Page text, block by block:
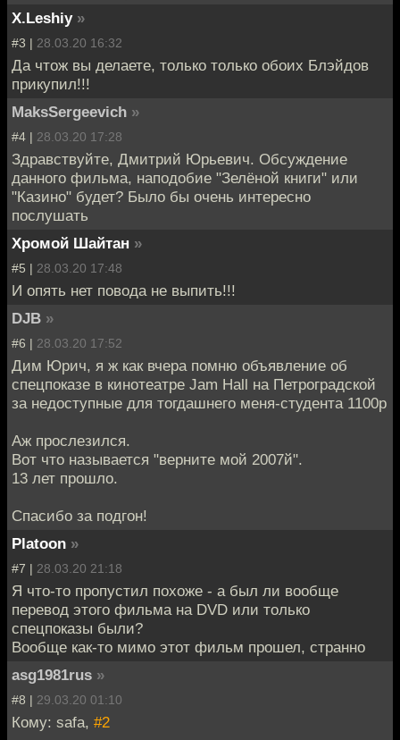
X.Leshiy »
#3 | 28.03.20 16:32
Да чтож вы делаете, только только обоих Блэйдов
прикупил!!!
MaksSergeevich »
#4 | 28.03.20 17:28
Здравствуйте, Дмитрий Юрьевич. Обсуждение
данного фильма, наподобие "Зелёной книги" или
"Казино" будет? Было бы очень интересно
послушать
Хромой Шайтан »
#5 | 28.03.20 17:48
И опять нет повода не выпить!!!
DJB »
#6 | 28.03.20 17:52
Дим Юрич, я ж как вчера помню объявление об
спецпоказе в кинотеатре Jam Hall на Петроградской
за недоступные для тогдашнего меня-студента 1100р
Аж прослезился.
Вот что называется "верните мой 2007й".
13 лет прошло.
Спасибо за подгон!
Platoon »
#7 | 28.03.20 21:18
Я что-то пропустил похоже - а был ли вообще
перевод этого фильма на DVD или только
спецпоказы были?
Вообще как-то мимо этот фильм прошел, странно
asg1981rus »
#8 | 29.03.20 01:10
Кому: safa, #2